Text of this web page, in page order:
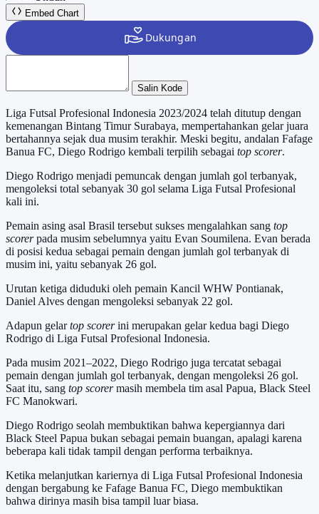
Embed Chart
Salin Kode
Liga Futsal Profesional Indonesia 2023/2024 telah ditutup dengan
kemenangan Bintang Timur Surabaya, mempertahankan gelar juara
bertahannya sejak dua musim terakhir. Meski begitu, andalan Fafage
Banua FC, Diego Rodrigo kembali terpilih sebagai top scorer.
Diego Rodrigo menjadi pemuncak dengan jumlah gol terbanyak,
mengoleksi total sebanyak 30 gol selama Liga Futsal Profesional
kali ini.
Pemain asing asal Brasil tersebut sukses mengalahkan sang top
scorerpada musim sebelumnya yaitu Evan Soumilena. Evan berada
di posisi kedua sebagai pemain dengan jumlah gol terbanyak di
musim ini, yaitu sebanyak 26 gol.
Urutan ketiga diduduki oleh pemain Kancil WHW Pontianak,
Daniel Alves dengan mengoleksi sebanyak 22 gol.
Adapun gelartop scorerini merupakan gelar kedua bagi Diego
Rodrigo di Liga Futsal Profesional Indonesia.
Pada musim 2021–2022, Diego Rodrigo juga tercatat sebagai
pemain dengan jumlah gol terbanyak, dengan mengoleksi 26 gol.
Saat itu, sang top scorermasih membela tim asal Papua, Black Steel
FC Manokwari.
Diego Rodrigo seolah membuktikan bahwa kepergiannya dari
Black Steel Papua bukan sebagai pemain buangan, apalagi karena
beberapa kali tidak tampil dengan performa terbaiknya.
Ketika melanjutkan kariernya di Liga Futsal Profesional Indonesia
dengan bergabung ke Fafage Banua FC, Diego membuktikan
bahwa dirinya masih bisa tampil luar biasa.